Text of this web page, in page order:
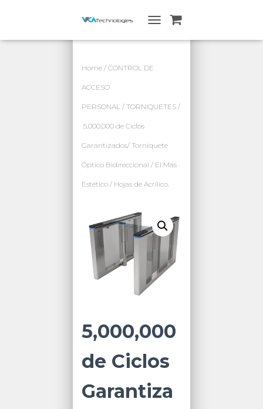
L
R
G
C
Home / CONTROL DE
ACCESO
PERSONAL / TORNIQUETES /
5,000,000 de Ciclos
Garantizados/ Torniquete
Óptico Bidireccional / El Más
Estético / Hojas de Acrílico.
5,000,000
de Ciclos
Garantiza